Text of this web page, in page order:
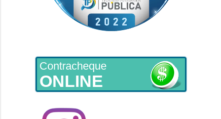
Contracheque
ONLINE